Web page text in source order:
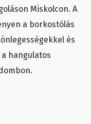
Miskolcon. A
a borkostólás
és
hangulatos